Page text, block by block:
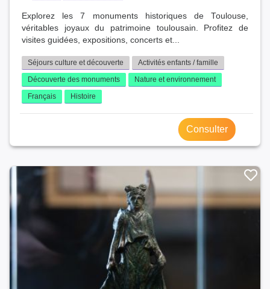
Explorez les 7 monuments historiques de Toulouse,
véritables joyaux du patrimoine toulousain. Profitez de
visites guidées, expositions, concerts et...
Séjours culture et découverte
Activités enfants / famille
Découverte des monuments
Nature et environnement
Français
Histoire
Consulter